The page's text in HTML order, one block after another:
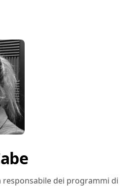
responsabile dei programmi di